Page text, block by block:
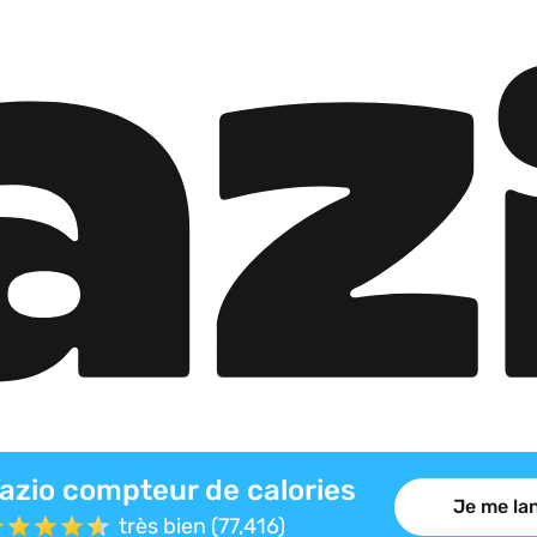
compteur de calories
très bien (77,416)
Je me